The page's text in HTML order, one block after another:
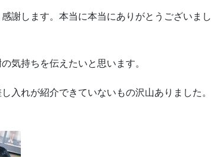
謝します。本当に本当にありがとうございまし
気持ちを伝えたいと思います。
入れが紹介できていないもの沢山ありました。